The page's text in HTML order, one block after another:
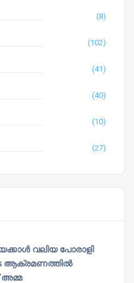
(8)
(102)
(41)
(40)
(10)
(27)
വലിയ പോരാളി
ആക്രമണത്തില്‍
അമ്മ